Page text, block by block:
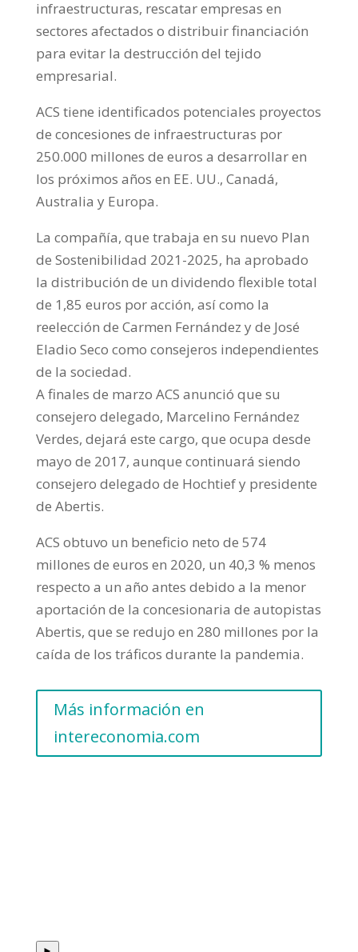
infraestructuras, rescatar empresas en
sectores afectados o distribuir financiación
para evitar la destrucción del tejido
empresarial.
ACS tiene identificados potenciales proyectos
de concesiones de infraestructuras por
250.000 millones de euros a desarrollar en
los próximos años en EE. UU., Canadá,
Australia y Europa.
La compañía, que trabaja en su nuevo Plan
de Sostenibilidad 2021-2025, ha aprobado
la distribución de un dividendo flexible total
de 1,85 euros por acción, así como la
reelección de Carmen Fernández y de José
Eladio Seco como consejeros independientes
de la sociedad.
A finales de marzo ACS anunció que su
consejero delegado, Marcelino Fernández
Verdes, dejará este cargo, que ocupa desde
mayo de 2017, aunque continuará siendo
consejero delegado de Hochtief y presidente
de Abertis.
ACS obtuvo un beneficio neto de 574
millones de euros en 2020, un 40,3 % menos
respecto a un año antes debido a la menor
aportación de la concesionaria de autopistas
Abertis, que se redujo en 280 millones por la
caída de los tráficos durante la pandemia.
Más información en
intereconomia.com